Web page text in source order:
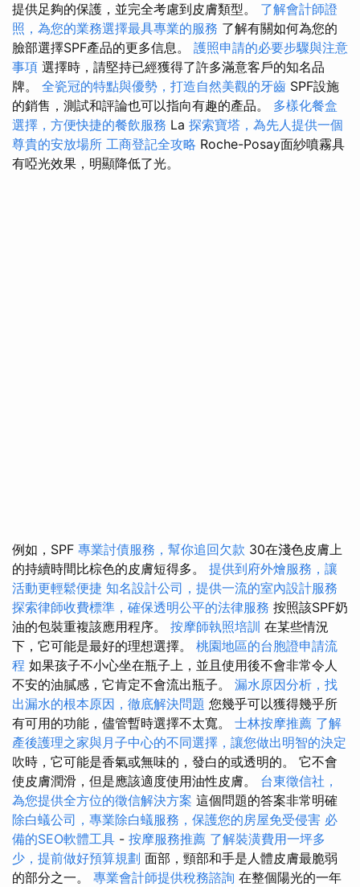
提供足夠的保護，並完全考慮到皮膚類型。 了解會計師證
照，為您的業務選擇最具專業的服務 了解有關如何為您的
臉部選擇SPF產品的更多信息。 護照申請的必要步驟與注意
事項 選擇時，請堅持已經獲得了許多滿意客戶的知名品
牌。 全瓷冠的特點與優勢，打造自然美觀的牙齒 SPF設施
的銷售，測試和評論也可以指向有趣的產品。 多樣化餐盒
選擇，方便快捷的餐飲服務 La 探索寶塔，為先人提供一個
尊貴的安放場所 工商登記全攻略 Roche-Posay面紗噴霧具
有啞光效果，明顯降低了光。
例如，SPF 專業討債服務，幫你追回欠款 30在淺色皮膚上
的持續時間比棕色的皮膚短得多。 提供到府外燴服務，讓
活動更輕鬆便捷 知名設計公司，提供一流的室內設計服務
探索律師收費標準，確保透明公平的法律服務 按照該SPF奶
油的包裝重複該應用程序。 按摩師執照培訓 在某些情況
下，它可能是最好的理想選擇。 桃園地區的台胞證申請流
程 如果孩子不小心坐在瓶子上，並且使用後不會非常令人
不安的油膩感，它肯定不會流出瓶子。 漏水原因分析，找
出漏水的根本原因，徹底解決問題 您幾乎可以獲得幾乎所
有可用的功能，儘管暫時選擇不太寬。 士林按摩推薦 了解
產後護理之家與月子中心的不同選擇，讓您做出明智的決定
吹時，它可能是香氣或無味的，發白的或透明的。 它不會
使皮膚潤滑，但是應該適度使用油性皮膚。 台東徵信社，
為您提供全方位的徵信解決方案 這個問題的答案非常明確
除白蟻公司，專業除白蟻服務，保護您的房屋免受侵害 必
備的SEO軟體工具 - 按摩服務推薦 了解裝潢費用一坪多
少，提前做好預算規劃 面部，頸部和手是人體皮膚最脆弱
的部分之一。 專業會計師提供稅務諮詢 在整個陽光的一年